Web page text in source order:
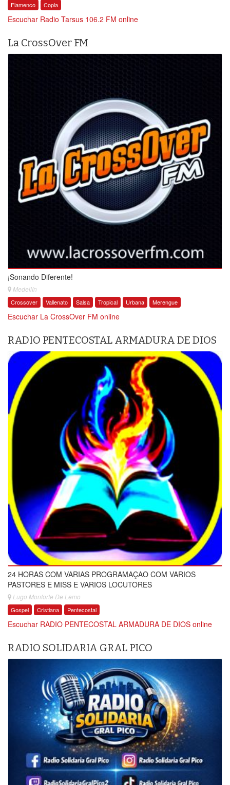
Flamenco Copla
Escuchar Radio Tarsus 106.2 FM online
La CrossOver FM
¡Sonando Diferente!
Medellín
Crossover Vallenato Salsa Tropical Urbana Merengue
Escuchar La CrossOver FM online
RADIO PENTECOSTAL ARMADURA DE DIOS
24 HORAS COM VARIAS PROGRAMAÇAO COM VARIOS
PASTORES E MISS E VARIOS LOCUTORES
Lugo Monforte De Lemo
Gospel Cristiana Pentecostal
Escuchar RADIO PENTECOSTAL ARMADURA DE DIOS online
RADIO SOLIDARIA GRAL PICO